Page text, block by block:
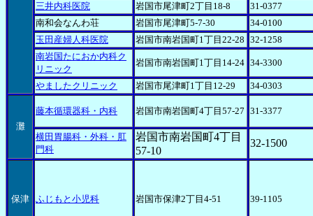
三井内科医院
岩国市尾津町2丁目18-8
31-0377
南和会なんわ荘
岩国市尾津町5-7-30
34-0100
玉田産婦人科医院
岩国市南岩国町1丁目22-28 32-1258
南岩国たにおか内科ク
リニック
岩国市南岩国町1丁目14-24 34-3300
やましたクリニック 岩国市尾津町1丁目12-29 34-0303
灘
藤本循環器科・内科 岩国市南岩国町4丁目57-27 31-3377
横田胃腸科・外科・肛
門科
岩国市南岩国町4丁目
57-10
32-1500
保津 ふじもと小児科 岩国市保津2丁目4-51 39-1105